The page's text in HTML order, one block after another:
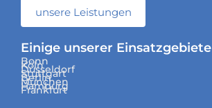
unsere Leistungen
Einige unserer Einsatzgebiete
Bonn
Köln
Düsseldorf
Stuttgart
Berlin
München
Hamburg
Frankfurt